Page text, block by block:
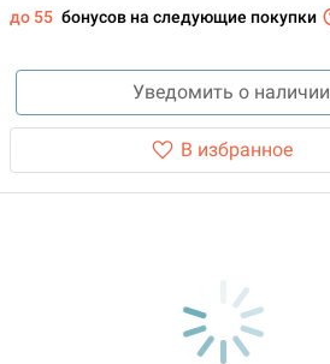
до 55 бонусов на следующие покупки
Уведомить о наличии
В избранное